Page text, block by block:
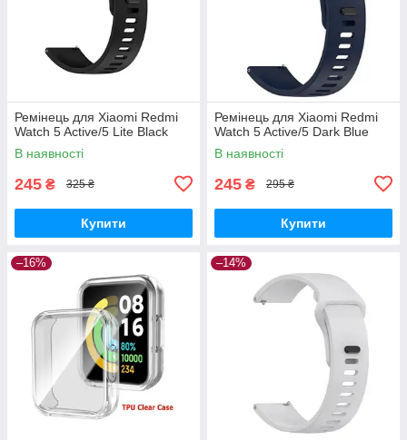
Ремінець для Xiaomi Redmi
Watch 5 Active/5 Lite Black
В наявності
245 ₴ 325 ₴
Купити
Ремінець для Xiaomi Redmi
Watch 5 Active/5 Dark Blue
В наявності
245 ₴ 295 ₴
Купити
–16% –14%